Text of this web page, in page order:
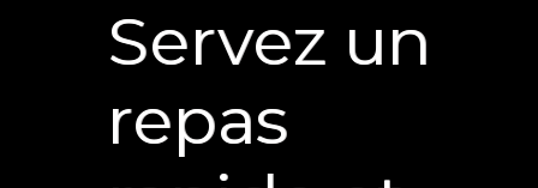
Servez un
repas